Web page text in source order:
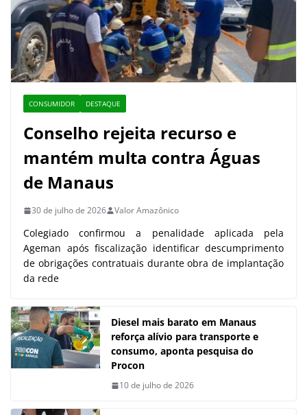
CONSUMIDOR DESTAQUE
Conselho rejeita recurso e
mantém multa contra Águas
de Manaus
30 de julho de 2026 Valor Amazônico
Colegiado confirmou a penalidade aplicada pela
Ageman após fiscalização identificar descumprimento
de obrigações contratuais durante obra de implantação
da rede
Diesel mais barato em Manaus
reforça alívio para transporte e
consumo, aponta pesquisa do
Procon
10 de julho de 2026